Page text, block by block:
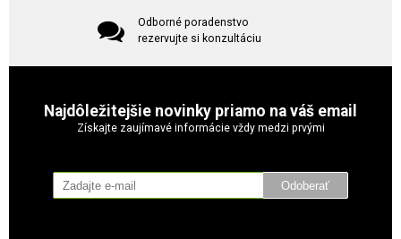
Odborné poradenstvo
rezervujte si konzultáciu
Najdôležitejšie novinky priamo na váš email
Získajte zaujímavé informácie vždy medzi prvými
Odoberať